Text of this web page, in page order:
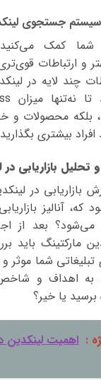
کمک می‌کنید
و ارتباطات
چند لایه در
بلکه محصولات و
بیشتری
بازاریابی در
بازاریابی در
آنالیز
می‌شود؟ بعد از
مارکتینگ باید
شما موثر و
به اهداف و
یا خیر؟
: اهمیت